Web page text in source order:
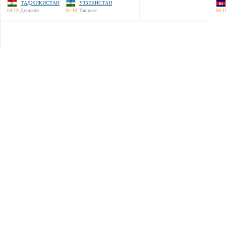
ТАДЖИКИСТАН
04:19 Душанбе
УЗБЕКИСТАН
04:19 Ташкент